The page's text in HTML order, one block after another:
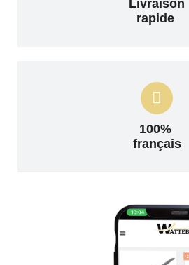
Livraison
rapide
100%
français